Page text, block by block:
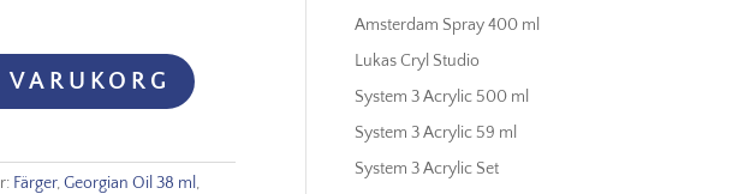
Färger,Georgian Oil 38 ml ,
Amsterdam Spray 400 ml
Lukas Cryl Studio
System 3 Acrylic 500 ml
System 3 Acrylic 59 ml
System 3 Acrylic Set